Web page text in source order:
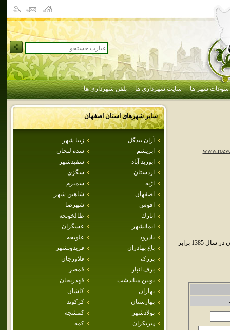
سوغات شهر ها سایت شهرداری ها تلفن شهرداری ها
سایر شهرهای استاناصفهان
آران بيدگل
زيبا شهر
ابريشم
سده لنجان
ابوزيد آباد
سفيدشهر
اردستان
سگزي
اژيه
سميرم
اصفهان
شاهين شهر
افوس
شهرضا
انارك
طالخونچه
ايمانشهر
عسگران
بادرود
علويجه
باغ بهادران
فريدونشهر
برزک
فلاورجان
برف انبار
قمصر
بويين مياندشت
قهدريجان
بهاران
كاشان
بهارستان
كركوند
پولادشهر
كمشجه
پيربكران
كمه
رزوه شهري است در استان اصفهان. اين شهر در بخش مرکزي شهرستان چادگان قرار دارد و جمعيت آن در سال 1385 برابر